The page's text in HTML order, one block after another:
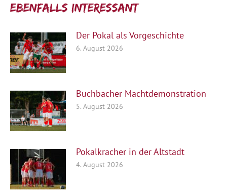
Ebenfalls interessant:
Der Pokal als Vorgeschichte
6. August 2026
Buchbacher Machtdemonstration
5. August 2026
Pokalkracher in der Altstadt
4. August 2026